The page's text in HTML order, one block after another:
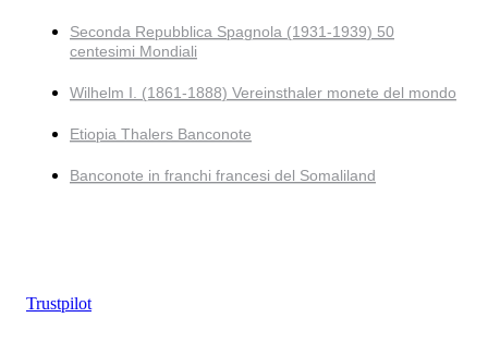
Seconda Repubblica Spagnola (1931-1939) 50
centesimi Mondiali
Wilhelm I. (1861-1888) Vereinsthaler monete del mondo
Etiopia Thalers Banconote
Banconote in franchi francesi del Somaliland
Trustpilot